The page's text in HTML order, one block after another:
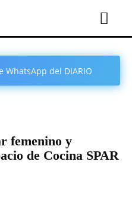
WhatsApp del DIARIO
femenino y
de Cocina SPAR